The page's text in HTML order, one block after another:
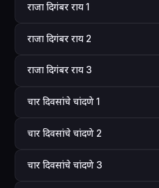
राजा दिगंबर राय 1
राजा दिगंबर राय 2
राजा दिगंबर राय 3
चार दिवसांचे चांदणे 1
चार दिवसांचे चांदणे 2
चार दिवसांचे चांदणे 3